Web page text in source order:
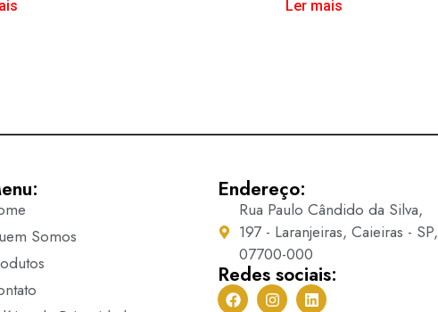
Ler mais
Somos
Endereço:
Rua Paulo Cândido da Silva,
197 - Laranjeiras, Caieiras - SP,
07700-000
Redes sociais: